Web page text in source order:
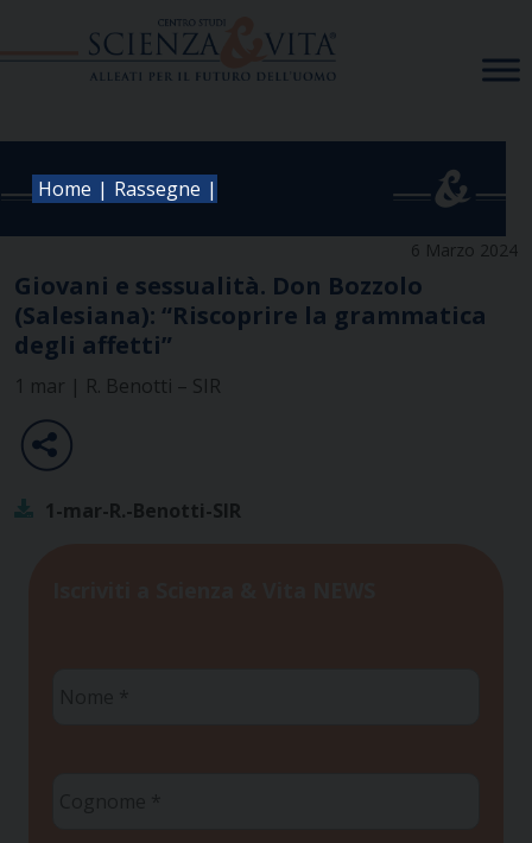
Home | Rassegne |
6 Marzo 2024
Giovani e sessualità. Don Bozzolo
(Salesiana): “Riscoprire la grammatica
degli affetti”
1 mar | R. Benotti – SIR
1-mar-R.-Benotti-SIR